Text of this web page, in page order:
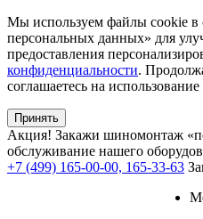
Мы используем файлы cookie в
персональных данных» для
предоставления
конфиденциальности.
соглашаетесь на
Принять
Акция! Закажи шиномонтаж
обслуживание нашего
+7 (499) 165-00-00, 165-33-63